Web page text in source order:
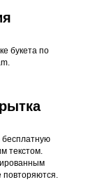
букета по
бесплатную
текстом.